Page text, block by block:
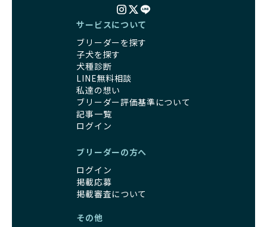
身ともに健康に育つための環境づくりに全力を注いでいま
遺伝的なリスクを最小限に抑えた繁殖計画、栄養バランスが
考えられた食事、子犬がのびのびと動ける適度な運動環境、
さらに獣医師と連携した健康管理まで徹底しています。
その結果、BreederFamiliesを通じてお迎えする子犬は、元
気で健康なスタートを切れることが大きな魅力です。
子犬の社会性は、家庭でのしつけをスムーズにする重要なポ
イントです。BreederFamiliesのブリーダーは、母犬や兄弟
犬、人との触れ合いの時間をしっかり確保し、子犬が自然に
コミュニケーション能力を身につけられるよう育てていま
家庭に迎えたその日から、すでに社会性の基盤ができている
これにより、飼い主さんにとっても安心してスタートできる
優良ブリーダーは、こうした流行に流されず、ワンちゃんの
健康を最優先に考えています。特に小さいワンちゃんやレア
カラーの子犬を販売する場合は、健康リスクを十分に理解
し、飼い主にそのリスクについて丁寧に説明しています。食
事管理もしっかり行い、成長に必要な栄養を確保するなど、
ワンちゃんの健康を第一にした繁殖を心がけています。
「見た目以上に健康重視」の詳細はこちら
引退犬とは、繁殖期を終えたワンちゃんたちのことを指しま
を願っています。よって、引退後も自宅で飼育を続けるか、
信頼できる相手に譲渡するなど、ワンちゃんが幸せに暮らせ
るように配慮します。
一方、営利優先ブリーダーは引退犬を「コスト」として考
団体に引き渡されることもあり、ワンちゃんの生活が不安定
サービスについて
ブリーダーを探す
子犬を探す
犬種診断
LINE無料相談
私達の想い
ブリーダー評価基準について
記事一覧
ログイン
ブリーダーの方へ
ログイン
掲載応募
掲載審査について
その他